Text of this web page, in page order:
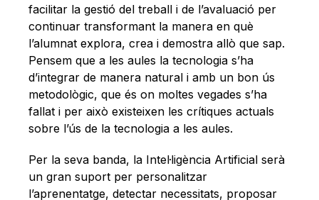
facilitar la gestió del treball i de l’avaluació per
continuar transformant la manera en què
l’alumnat explora, crea i demostra allò que sap.
Pensem que a les aules la tecnologia s’ha
d’integrar de manera natural i amb un bon ús
metodològic, que és on moltes vegades s’ha
fallat i per això existeixen les crítiques actuals
sobre l’ús de la tecnologia a les aules.
Per la seva banda, la Intel·ligència Artificial serà
un gran suport per personalitzar
l’aprenentatge, detectar necessitats, proposar